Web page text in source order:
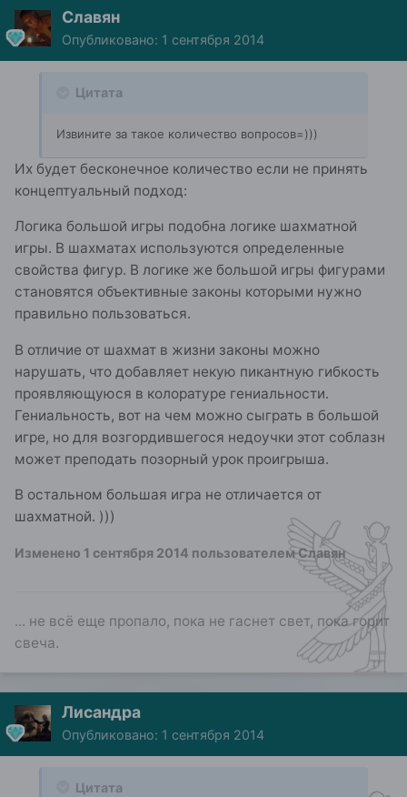
Славян
Опубликовано: 1 сентября 2014
Цитата
Извините за такое количество вопросов=)))
Их будет бесконечное количество если не принять
концептуальный подход:
Логика большой игры подобна логике шахматной
игры. В шахматах используются определенные
свойства фигур. В логике же большой игры фигурами
становятся объективные законы которыми нужно
правильно пользоваться.
В отличие от шахмат в жизни законы можно
нарушать, что добавляет некую пикантную гибкость
проявляющуюся в колоратуре гениальности.
Гениальность, вот на чем можно сыграть в большой
игре, но для возгордившегося недоучки этот соблазн
может преподать позорный урок проигрыша.
В остальном большая игра не отличается от
шахматной. )))
Изменено 1 сентября 2014 пользователем Славян
... не всё еще пропало, пока не гаснет свет, пока горит
свеча.
Лисандра
Опубликовано: 1 сентября 2014
Цитата